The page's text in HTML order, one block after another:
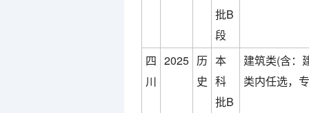
批B
段
四
川
2025 历
史
本
科
批B
建筑类(含：
类内任选，